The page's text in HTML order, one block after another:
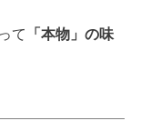
て
「本物」の味